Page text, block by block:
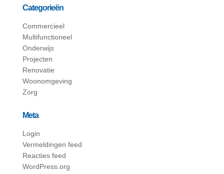
Categorieën
Commercieel
Multifunctioneel
Onderwijs
Projecten
Renovatie
Woonomgeving
Zorg
Meta
Login
Vermeldingen feed
Reacties feed
WordPress.org